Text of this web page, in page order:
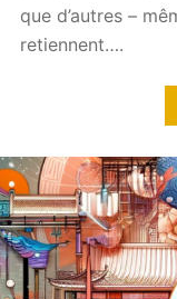
que d’autres –
retiennent….